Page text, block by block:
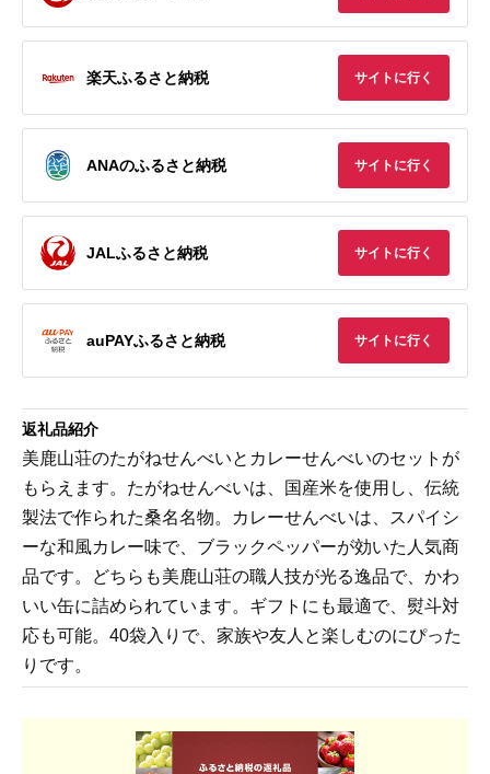
楽天ふるさと納税 サイトに行く
ANAのふるさと納税 サイトに行く
JALふるさと納税 サイトに行く
auPAYふるさと納税 サイトに行く
返礼品紹介
美鹿山荘のたがねせんべいとカレーせんべいのセットが
もらえます。たがねせんべいは、国産米を使用し、伝統
製法で作られた桑名名物。カレーせんべいは、スパイシ
ーな和風カレー味で、ブラックペッパーが効いた人気商
品です。どちらも美鹿山荘の職人技が光る逸品で、かわ
いい缶に詰められています。ギフトにも最適で、熨斗対
応も可能。40袋入りで、家族や友人と楽しむのにぴった
りです。